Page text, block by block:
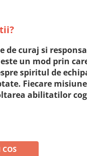
de curaj si
un mod prin
spiritul de
Fiecare
abilitatilor